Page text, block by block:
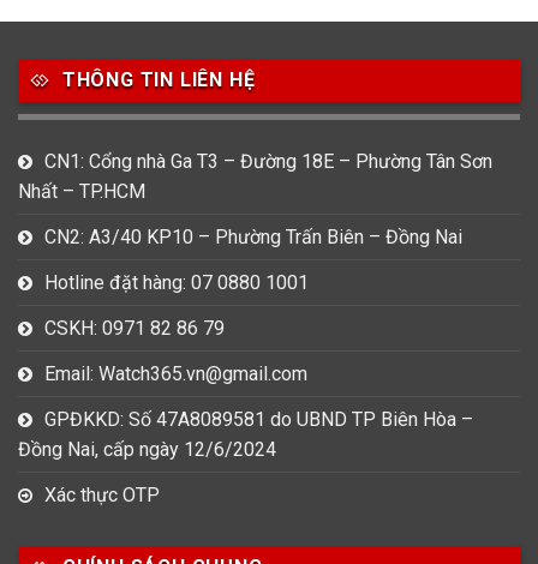
Loại Máy
513 91 417
Nam Nữ
Nước sản xuất
22
Anh Quốc Áo Đức
Mỹ
THÔNG TIN LIÊN HỆ
CN1: Cổng nhà Ga T3 – Đường 18E – Phường Tân Sơn
Nhất – TP.HCM
CN2: A3/40 KP10 – Phường Trấn Biên – Đồng Nai
Hotline đặt hàng: 07 0880 1001
CSKH: 0971 82 86 79
Email: Watch365.vn@gmail.com
GPĐKKD: Số 47A8089581 do UBND TP Biên Hòa –
Đồng Nai, cấp ngày 12/6/2024
Xác thực OTP